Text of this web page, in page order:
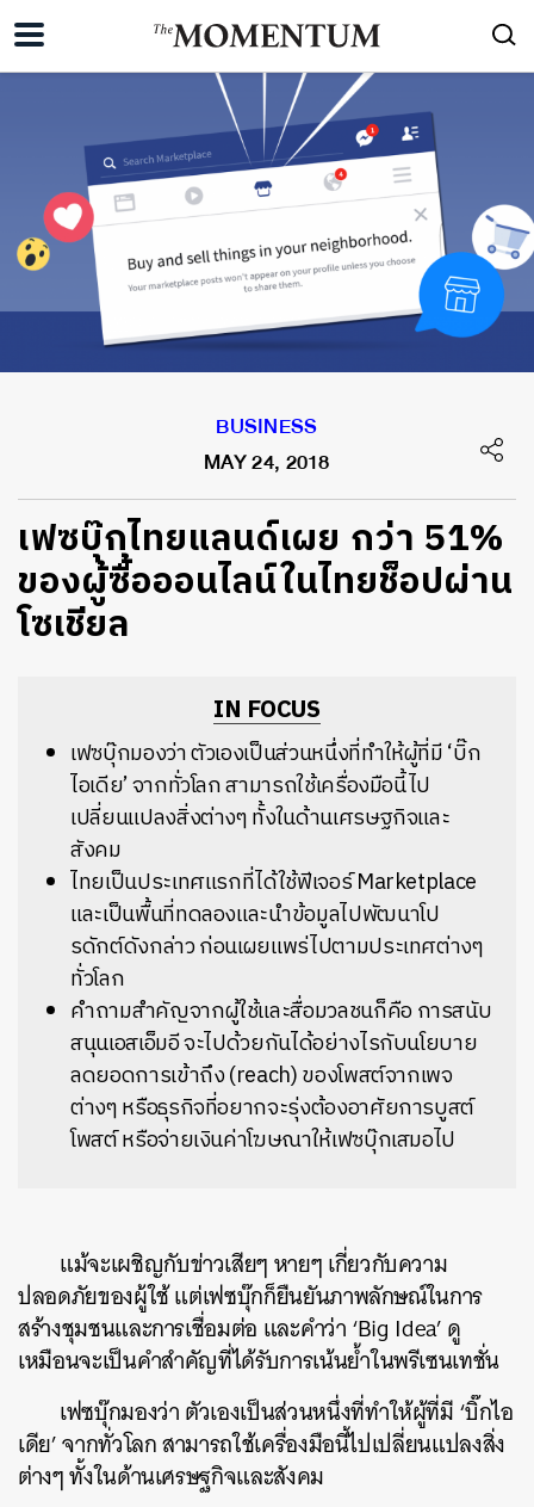
BUSINESS
MAY 24, 2018
เฟซบุ๊กไทยแลนด์เผย กว่า 51%
ของผู้ซื้อออนไลน์ในไทยช็อปผ่าน
โซเชียล
IN FOCUS
เฟซบุ๊กมองว่า ตัวเองเป็นส่วนหนึ่งที่ทำให้ผู้ที่มี ‘บิ๊ก
ไอเดีย’ จากทั่วโลก สามารถใช้เครื่องมือนี้ไป
เปลี่ยนแปลงสิ่งต่างๆ ทั้งในด้านเศรษฐกิจและ
สังคม
ไทยเป็นประเทศแรกที่ได้ใช้ฟีเจอร์ Marketplace
และเป็นพื้นที่ทดลองและนำข้อมูลไปพัฒนาโป
รดักต์ดังกล่าว ก่อนเผยแพร่ไปตามประเทศต่างๆ
ทั่วโลก
คำถามสำคัญจากผู้ใช้และสื่อมวลชนก็คือ การสนับ
สนุนเอสเอ็มอี จะไปด้วยกันได้อย่างไรกับนโยบาย
ลดยอดการเข้าถึง (reach) ของโพสต์จากเพจ
ต่างๆ หรือธุรกิจที่อยากจะรุ่งต้องอาศัยการบูสต์
โพสต์ หรือจ่ายเงินค่าโฆษณาให้เฟซบุ๊กเสมอไป
แม้จะเผชิญกับข่าวเสียๆ หายๆ เกี่ยวกับความ
ปลอดภัยของผู้ใช้ แต่เฟซบุ๊กก็ยืนยันภาพลักษณ์ในการ
สร้างชุมชนและการเชื่อมต่อ และคำว่า ‘Big Idea’ ดู
เหมือนจะเป็นคำสำคัญที่ได้รับการเน้นย้ำในพรีเซนเทชั่น
เฟซบุ๊กมองว่า ตัวเองเป็นส่วนหนึ่งที่ทำให้ผู้ที่มี ‘บิ๊กไอ
เดีย’ จากทั่วโลก สามารถใช้เครื่องมือนี้ไปเปลี่ยนแปลงสิ่ง
ต่างๆ ทั้งในด้านเศรษฐกิจและสังคม